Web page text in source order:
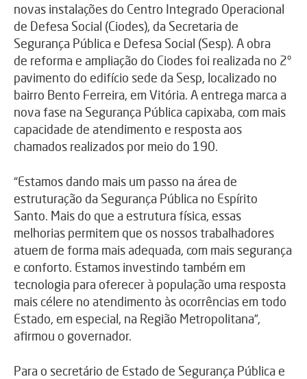
novas instalações do Centro Integrado Operacional
de Defesa Social (Ciodes), da Secretaria de
Segurança Pública e Defesa Social (Sesp). A obra
de reforma e ampliação do Ciodes foi realizada no 2°
pavimento do edifício sede da Sesp, localizado no
bairro Bento Ferreira, em Vitória. A entrega marca a
nova fase na Segurança Pública capixaba, com mais
capacidade de atendimento e resposta aos
chamados realizados por meio do 190.
“Estamos dando mais um passo na área de
estruturação da Segurança Pública no Espírito
Santo. Mais do que a estrutura física, essas
melhorias permitem que os nossos trabalhadores
atuem de forma mais adequada, com mais segurança
e conforto. Estamos investindo também em
tecnologia para oferecer à população uma resposta
mais célere no atendimento às ocorrências em todo
Estado, em especial, na Região Metropolitana”,
afirmou o governador.
Para o secretário de Estado de Segurança Pública e